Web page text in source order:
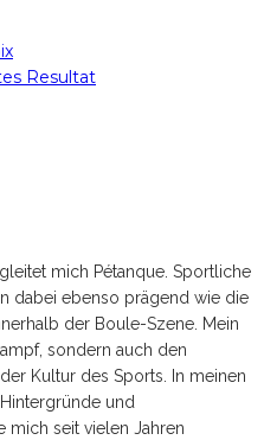
Resultat
mich Pétanque. Sportliche
dabei ebenso prägend wie die
der Boule-Szene. Mein
sondern auch den
Kultur des Sports. In meinen
und
mich seit vielen Jahren